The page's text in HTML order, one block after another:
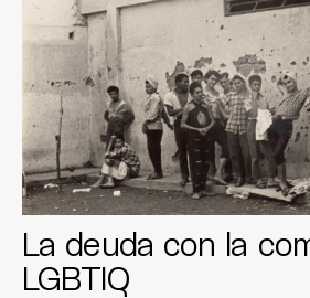
La deuda con la
LGBTIQ